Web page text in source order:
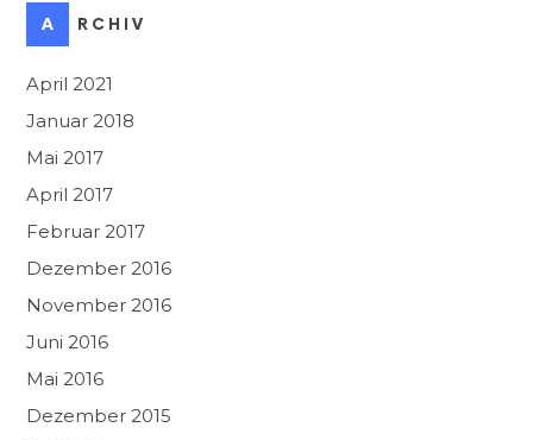
ARCHIV
April 2021
Januar 2018
Mai 2017
April 2017
Februar 2017
Dezember 2016
November 2016
Juni 2016
Mai 2016
Dezember 2015